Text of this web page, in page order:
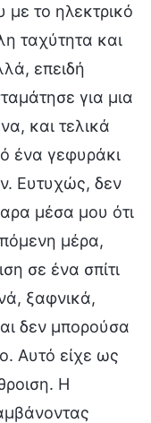
το ηλεκτρικό
ταχύτητα και
επειδή
για μια
και τελικά
ένα γεφυράκι
Ευτυχώς, δεν
μέσα μου ότι
μέρα,
σε ένα σπίτι
ξαφνικά,
δεν μπορούσα
Αυτό είχε ως
Η